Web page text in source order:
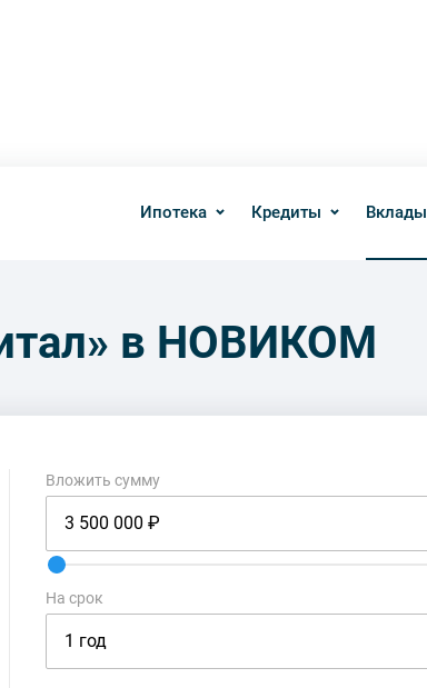
Ипотека Кредиты Вклады
в НОВИКОМ
Вложить сумму
На срок